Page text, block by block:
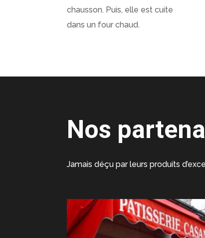
chausson. Puis, elle est cuite
dans un four chaud.
Nos
Jamais déçu par leurs produits